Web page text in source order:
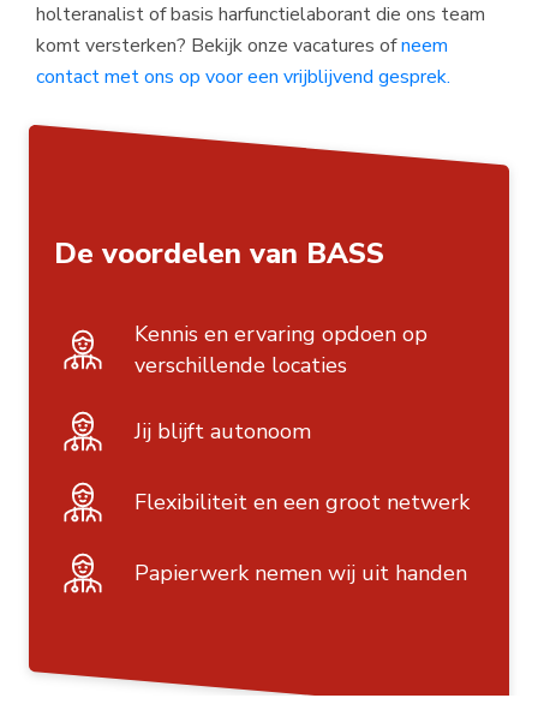
holteranalist of basis harfunctielaborant die ons team
komt versterken? Bekijk onze vacatures ofneem
contact met ons op voor een vrijblijvend gesprek.
De voordelen van BASS
Kennis en ervaring opdoen op
verschillende locaties
Jij blijft autonoom
Flexibiliteit en een groot netwerk
Papierwerk nemen wij uit handen